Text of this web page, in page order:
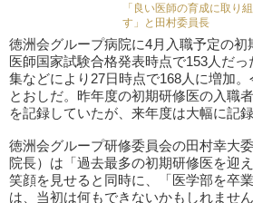
「良い医師の育成に取り
す」と田村委員長
徳洲会グループ病院に4月入職予定の初
医師国家試験合格発表時点で153人だ
集などにより27日時点で168人に増加
とおしだ。昨年度の初期研修医の入職
を記録していたが、来年度は大幅に記
徳洲会グループ研修委員会の田村幸大
院長）は「過去最多の初期研修医を迎
笑顔を見せると同時に、「医学部を卒
は、当初は何もできないかもしれませ